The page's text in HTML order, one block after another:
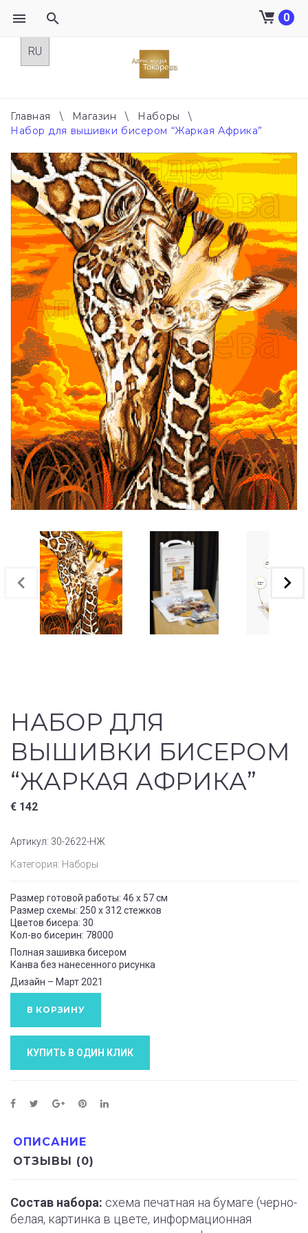
0
Главная \ Магазин \ Наборы
\
Набор для вышивки бисером “Жаркая Африка”
НАБОР ДЛЯ
ВЫШИВКИ БИСЕРОМ
“ЖАРКАЯ АФРИКА”
€ 142
Артикул: 30-2622-НЖ
Категория: Наборы
Размер готовой работы: 46 х 57 см
Размер схемы: 250 х 312 стежков
Цветов бисера: 30
Кол-во бисерин: 78000
Полная зашивка бисером
Канва без нанесенного рисунка
Дизайн – Март 2021
В КОРЗИНУ
КУПИТЬ В ОДИН КЛИК
ОПИСАНИЕ
ОТЗЫВЫ (0)
Состав набора: схема печатная на бумаге (черно-
белая, картинка в цвете, информационная